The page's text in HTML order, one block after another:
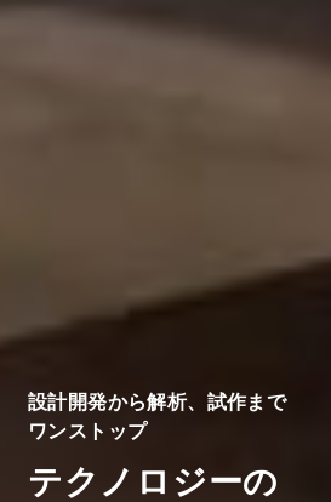
設計開発から解析、試作まで
ワンストップ
テクノロジーの